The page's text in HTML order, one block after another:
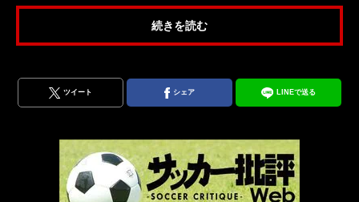
続きを読む
ツイート シェア LINEで送る